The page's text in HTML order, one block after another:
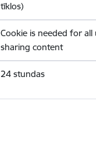
tīklos)
Cookie is needed for
sharing content
24 stundas